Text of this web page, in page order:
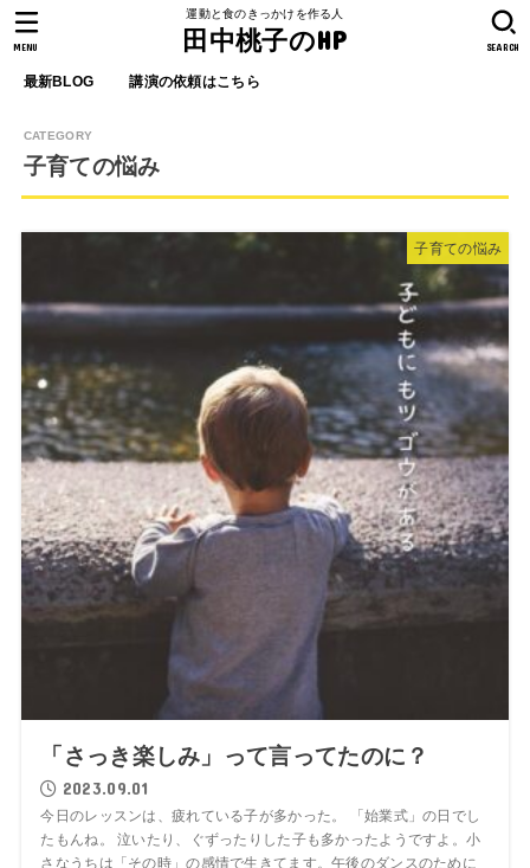
運動と食のきっかけを作る人
田中桃子のHP
最新BLOG 講演の依頼はこちら
SEARCH
MENU
子育ての悩み
子育ての悩み
「さっき楽しみ」って言ってたのに？
2023.09.01
今日のレッスンは、疲れている子が多かった。 「始業式」の日でし
たもんね。 泣いたり、ぐずったりした子も多かったようですよ。小
さなうちは「その時」の感情で生きてます。午後のダンスのために